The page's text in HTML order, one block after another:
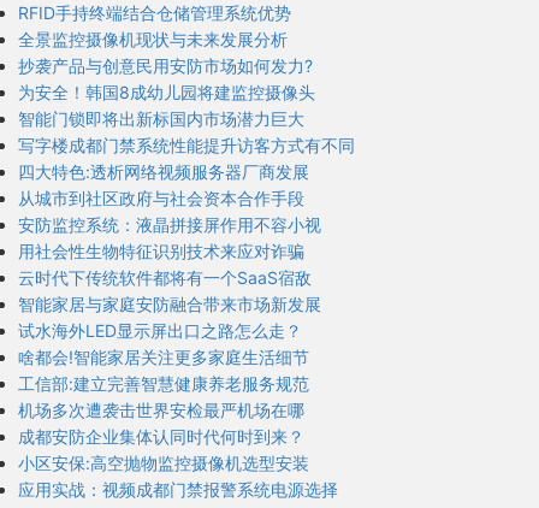
RFID手持终端结合仓储管理系统优势
全景监控摄像机现状与未来发展分析
抄袭产品与创意民用安防市场如何发力?
为安全！韩国8成幼儿园将建监控摄像头
智能门锁即将出新标国内市场潜力巨大
写字楼成都门禁系统性能提升访客方式有不同
四大特色:透析网络视频服务器厂商发展
从城市到社区政府与社会资本合作手段
安防监控系统：液晶拼接屏作用不容小视
用社会性生物特征识别技术来应对诈骗
云时代下传统软件都将有一个SaaS宿敌
智能家居与家庭安防融合带来市场新发展
试水海外LED显示屏出口之路怎么走？
啥都会!智能家居关注更多家庭生活细节
工信部:建立完善智慧健康养老服务规范
机场多次遭袭击世界安检最严机场在哪
成都安防企业集体认同时代何时到来？
小区安保:高空抛物监控摄像机选型安装
应用实战：视频成都门禁报警系统电源选择